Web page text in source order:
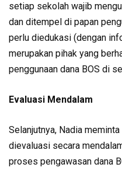
setiap sekolah wajib
dan ditempel di papan
perlu diedukasi (dengan
merupakan pihak yang
penggunaan dana BOS di
Evaluasi Mendalam
Selanjutnya, Nadia
dievaluasi secara
proses pengawasan dana